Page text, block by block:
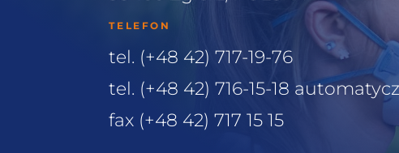
TELEFON
tel. (+48 42) 717-19-76
tel. (+48 42) 716-15-18
fax (+48 42) 717 15 15